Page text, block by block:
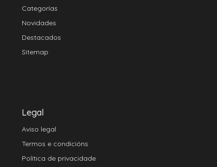
Categorías
Novidades
Destacados
Sitemap
Legal
Aviso legal
Termos e condicións
Política de privacidade